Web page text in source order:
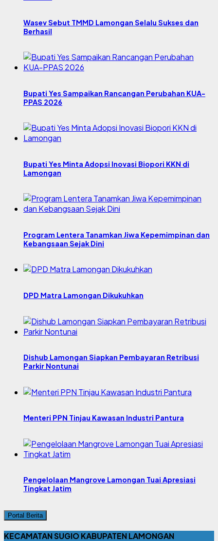
Wasev Sebut TMMD Lamongan Selalu Sukses dan
Berhasil
Bupati Yes Sampaikan Rancangan Perubahan KUA-
PPAS 2026
Bupati Yes Minta Adopsi Inovasi Biopori KKN di
Lamongan
Program Lentera Tanamkan Jiwa Kepemimpinan dan
Kebangsaan Sejak Dini
DPD Matra Lamongan Dikukuhkan
Dishub Lamongan Siapkan Pembayaran Retribusi
Parkir Nontunai
Menteri PPN Tinjau Kawasan Industri Pantura
Pengelolaan Mangrove Lamongan Tuai Apresiasi
Tingkat Jatim
Portal Berita
KECAMATAN SUGIO KABUPATEN LAMONGAN